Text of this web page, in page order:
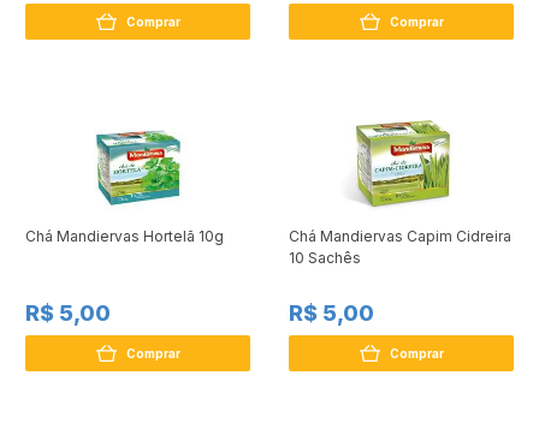
Comprar Comprar
Chá Mandiervas Hortelã 10g
R$ 5,00
Comprar
Chá Mandiervas Capim Cidreira
10 Sachês
R$ 5,00
Comprar